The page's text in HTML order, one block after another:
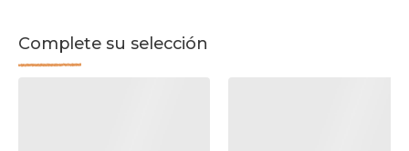
Complete su selección